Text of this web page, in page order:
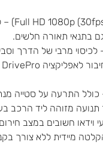
גם בתנאי תאורה חלשים.
תנועה מזוהה ליד הרכב
וידאו חשובים במצב